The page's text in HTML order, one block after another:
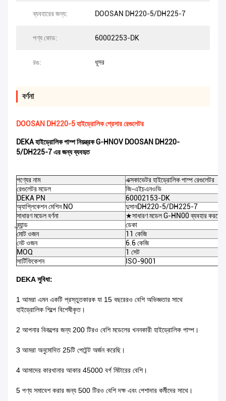
ব্যবহারের জন্য: DOOSAN DH220-5/DH225-7
পণ্য কোড: 60002253-DK
রঙ: ধূসর
বর্ণনা
DOOSAN DH220-5 হাইড্রোলিক প্রেসার রেগুলেটর
DEKA হাইড্রোলিক পাম্প নিয়ন্ত্রক G-HNOV DOOSAN DH220-
5/DH225-7 এর জন্য ব্যবহৃত
পণ্যের নাম
এক্সকাভেটর হাইড্রোলিক পাম্প রেগুলেটর
রেগুলেটর মডেল
জি-এইচএনওভি
DEKA PN
60002153-DK
অ্যাপ্লিকেশন মেশিন NO
দুসানDH220-5/DH225-7
সাধারণ মডেল বর্ণনা
★সাধারণ মডেল G-HN00 ব্যবহার করতে
ব্র্যান্ড
ডেকা
মোট ওজন
11 কেজি
নেট ওজন
6.6 কেজি
MOQ
1 সেট
সার্টিফিকেশন
ISO-9001
DEKA সুবিধা:
1 আমরা এমন একটি প্রস্তুতকারক যা 15 বছরেরও বেশি অভিজ্ঞতার সাথে
হাইড্রোলিক শিল্পে বিশেষীকৃত।
2 আপনার বিকল্পের জন্য 200 টিরও বেশি মডেলের খননকারী হাইড্রোলিক পাম্প।
3 আমরা অনুমোদিত 25টি পেটেন্ট অর্জন করেছি।
4 আমাদের কারখানার আকার 45000 বর্গ মিটারের বেশি।
5 পণ্য সমাবেশ করার জন্য 500 টিরও বেশি দক্ষ এবং পেশাদার কর্মীদের সাথে।